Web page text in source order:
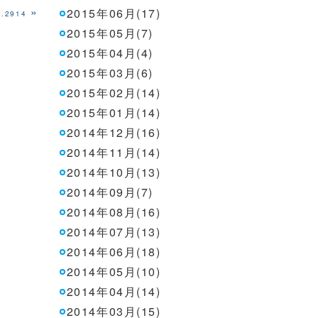
»
2015年06月(17)
2015年05月(7)
2015年04月(4)
2015年03月(6)
2015年02月(14)
2015年01月(14)
2014年12月(16)
2014年11月(14)
2014年10月(13)
2014年09月(7)
2014年08月(16)
2014年07月(13)
2014年06月(18)
2014年05月(10)
2014年04月(14)
2014年03月(15)